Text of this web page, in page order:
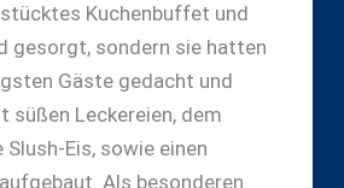
Kuchenbuffet und
gesorgt, sondern sie hatten
Gäste gedacht und
süßen Leckereien, dem
Eis, sowie einen
Als besonderen